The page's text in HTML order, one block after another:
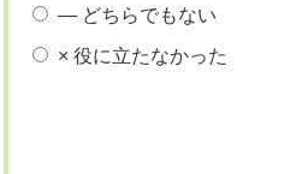
― どちらでもない
× 役に立たなかった